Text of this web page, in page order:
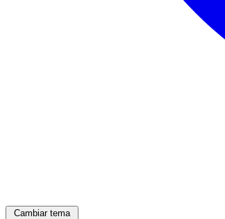
Cambiar tema